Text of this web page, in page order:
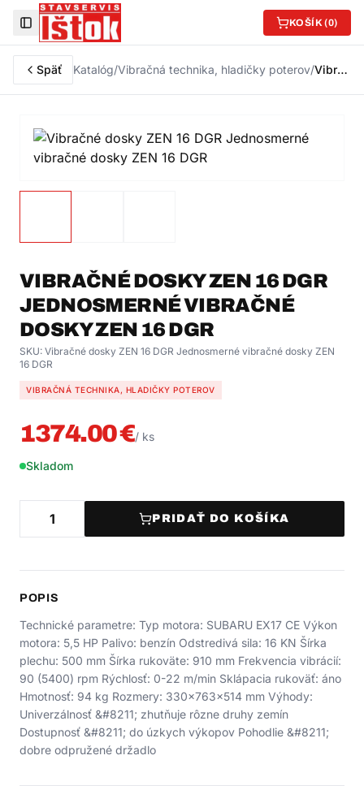
Toggle Sidebar KOŠÍK (0)
Späť Katalóg/Vibračná technika, hladičky poterov/ Vibračné dosky ZEN 16 DGR Jednosmerné vibračné dosky ZEN 16 DGR
VIBRAČNÉ DOSKY ZEN 16 DGR
JEDNOSMERNÉ VIBRAČNÉ
DOSKY ZEN 16 DGR
SKU: Vibračné dosky ZEN 16 DGR Jednosmerné vibračné dosky ZEN
16 DGR
VIBRAČNÁ TECHNIKA, HLADIČKY POTEROV
1374.00€/ ks
Skladom
PRIDAŤ DO KOŠÍKA
POPIS
Technické parametre: Typ motora: SUBARU EX17 CE Výkon
motora: 5,5 HP Palivo: benzín Odstredivá sila: 16 KN Šírka
plechu: 500 mm Šírka rukoväte: 910 mm Frekvencia vibrácií:
90 (5400) rpm Rýchlosť: 0-22 m/min Sklápacia rukoväť: áno
Hmotnosť: 94 kg Rozmery: 330x763x514 mm Výhody:
Univerzálnosť &#8211; zhutňuje rôzne druhy zemín
Dostupnosť &#8211; do úzkych výkopov Pohodlie &#8211;
dobre odpružené držadlo